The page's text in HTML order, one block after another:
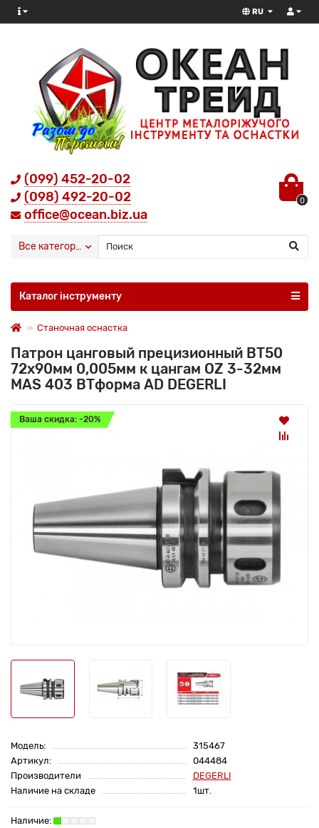
RU
(099) 452-20-02
(098) 492-20-02
office@ocean.biz.ua
0
Все категории
Каталог інструменту
Станочная оснастка
Патрон цанговый прецизионный BT50
72x90мм 0,005мм к цангам OZ 3-32мм
MAS 403 BTформа AD DEGERLI
Ваша скидка: -20%
Модель:
315467
Артикул:
044484
Производители
DEGERLI
Наличие на складе
1шт.